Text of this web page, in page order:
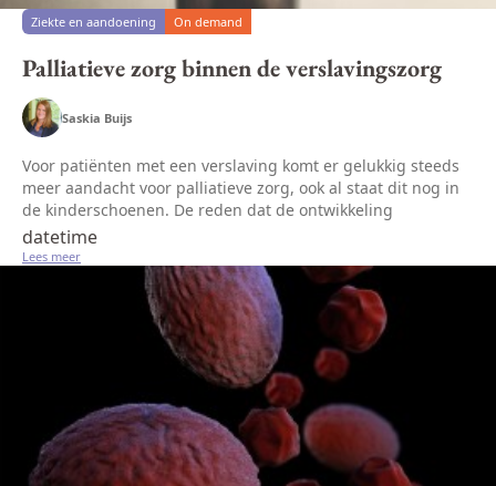
Ziekte en aandoening On demand
Palliatieve zorg binnen de verslavingszorg
Saskia Buijs
Voor patiënten met een verslaving komt er gelukkig steeds
meer aandacht voor palliatieve zorg, ook al staat dit nog in
de kinderschoenen. De reden dat de ontwikkeling
achterloopt ten opzichte van de ontwikkeling van de
palliatieve zorg bij...
datetime
Lees meer